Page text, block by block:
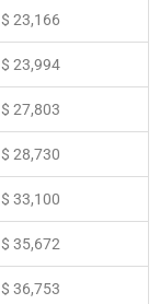
$ 23,166
$ 23,994
$ 27,803
$ 28,730
$ 33,100
$ 35,672
$ 36,753